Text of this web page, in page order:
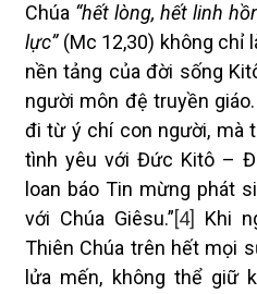
Chúa “hết lòng, hết linh
lực”(Mc 12,30) không chỉ
nền tảng của đời sống
người môn đệ truyền
đi từ ý chí con người, mà
tình yêu với Đức Kitô –
loan báo Tin mừng phát
với Chúa Giêsu.”[4]
Khi
Thiên Chúa trên hết mọi
lửa mến, không thể giữ